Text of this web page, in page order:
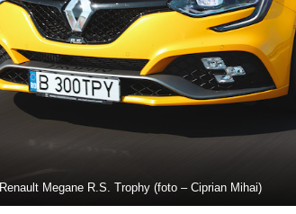
Renault Megane R.S. Trophy (foto – Ciprian Mihai)